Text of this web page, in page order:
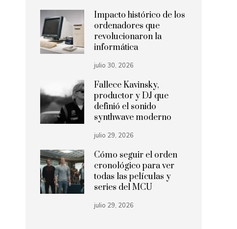
Impacto histórico de los
ordenadores que
revolucionaron la
informática
julio 30, 2026
Fallece Kavinsky,
productor y DJ que
definió el sonido
synthwave moderno
julio 29, 2026
Cómo seguir el orden
cronológico para ver
todas las películas y
series del MCU
julio 29, 2026